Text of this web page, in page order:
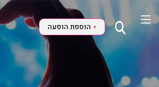
+ הוספת הופעה